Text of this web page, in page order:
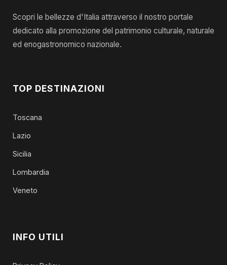
Scopri le bellezze d'Italia attraverso il nostro portale
dedicato alla promozione del patrimonio culturale, naturale
ed enogastronomico nazionale.
TOP DESTINAZIONI
Toscana
Lazio
Sicilia
Lombardia
Veneto
INFO UTILI